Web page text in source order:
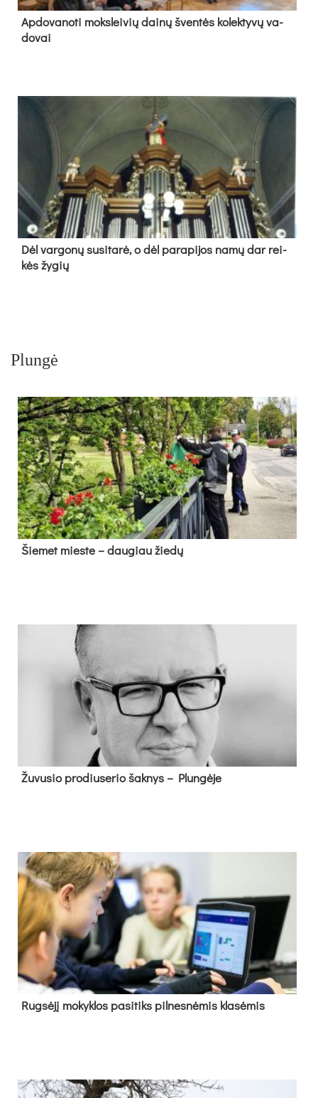
Ap­do­va­no­ti moks­lei­vių dai­nų šven­tės ko­lek­ty­vų va­
do­vai
Dėl var­go­nų su­si­ta­rė, o dėl pa­ra­pi­jos na­mų dar rei­
kės žy­gių
Plungė
Šie­met mies­te – dau­giau žie­dų
Žu­vu­sio pro­diu­se­rio šak­nys – Plun­gė­je
Rug­sė­jį mo­kyk­los pa­si­tiks pil­nes­nė­mis kla­sė­mis